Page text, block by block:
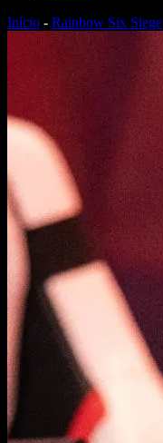
Início - Rainbow Six Siege